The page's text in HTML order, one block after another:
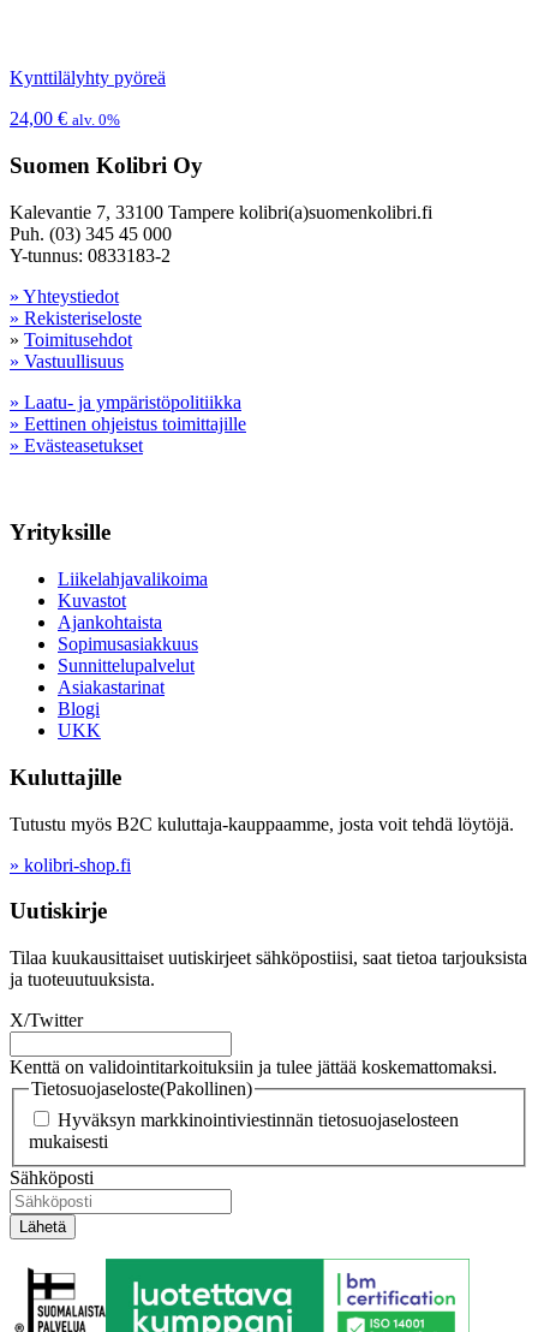
Kynttilälyhty pyöreä
24,00 € alv. 0%
Suomen Kolibri Oy
Kalevantie 7, 33100 Tampere kolibri(a)suomenkolibri.fi
Puh. (03) 345 45 000
Y-tunnus: 0833183-2
» Yhteystiedot
» Rekisteriseloste
» Toimitusehdot
» Vastuullisuus
» Laatu- ja ympäristöpolitiikka
» Eettinen ohjeistus toimittajille
» Evästeasetukset
Yrityksille
Liikelahjavalikoima
Kuvastot
Ajankohtaista
Sopimusasiakkuus
Sunnittelupalvelut
Asiakastarinat
Blogi
UKK
Kuluttajille
Tutustu myös B2C kuluttaja-kauppaamme, josta voit tehdä löytöjä.
» kolibri-shop.fi
Uutiskirje
Tilaa kuukausittaiset uutiskirjeet sähköpostiisi, saat tietoa tarjouksista
ja tuoteuutuuksista.
X/Twitter
Kenttä on validointitarkoituksiin ja tulee jättää koskemattomaksi.
Tietosuojaseloste(Pakollinen)
Hyväksyn markkinointiviestinnän tietosuojaselosteen
mukaisesti
Sähköposti